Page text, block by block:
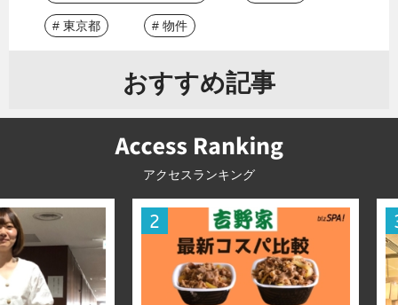
# 東京都 # 物件
おすすめ記事
アクセスランキング